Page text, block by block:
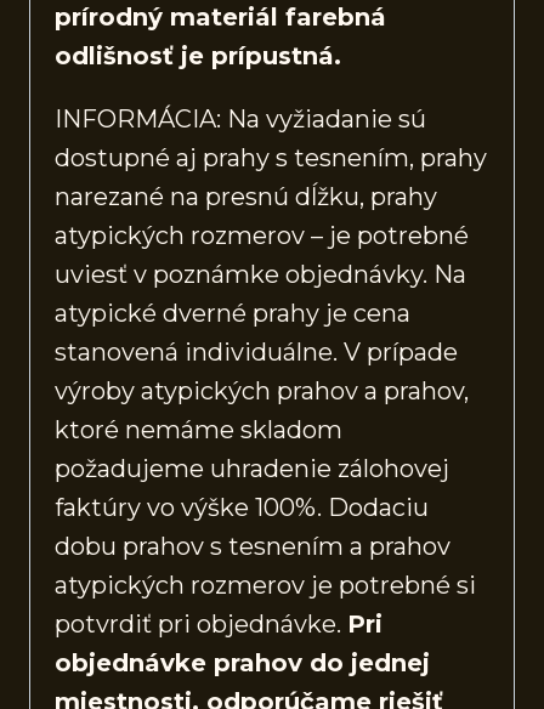
prírodný materiál farebná
odlišnosť je prípustná.
INFORMÁCIA: Na vyžiadanie sú
dostupné aj prahy s tesnením, prahy
narezané na presnú dĺžku, prahy
atypických rozmerov – je potrebné
uviesť v poznámke objednávky. Na
atypické dverné prahy je cena
stanovená individuálne. V prípade
výroby atypických prahov a prahov,
ktoré nemáme skladom
požadujeme uhradenie zálohovej
faktúry vo výške 100%. Dodaciu
dobu prahov s tesnením a prahov
atypických rozmerov je potrebné si
potvrdiť pri objednávke. Pri
objednávke prahov do jednej
miestnosti, odporúčame riešiť